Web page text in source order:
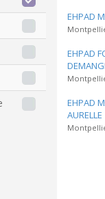
EHPAD
EHPAD
EHPAD
AURELLE